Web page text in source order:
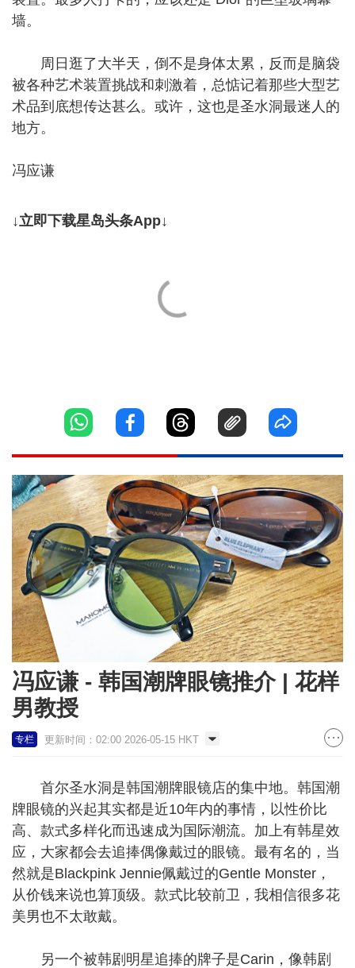
墙。
周日逛了大半天，倒不是身体太累，反而是脑袋
被各种艺术装置挑战和刺激着，总惦记着那些大型艺
术品到底想传达甚么。或许，这也是圣水洞最迷人的
地方。
冯应谦
↓立即下载星岛头条App↓
冯应谦 - 韩国潮牌眼镜推介 | 花样
男教授
专栏 更新时间：02:00 2026-05-15 HKT
首尔圣水洞是韩国潮牌眼镜店的集中地。韩国潮
牌眼镜的兴起其实都是近10年内的事情，以性价比
高、款式多样化而迅速成为国际潮流。加上有韩星效
应，大家都会去追捧偶像戴过的眼镜。最有名的，当
然就是Blackpink Jennie佩戴过的Gentle Monster，
从价钱来说也算顶级。款式比较前卫，我相信很多花
美男也不太敢戴。
另一个被韩剧明星追捧的牌子是Carin，像韩剧